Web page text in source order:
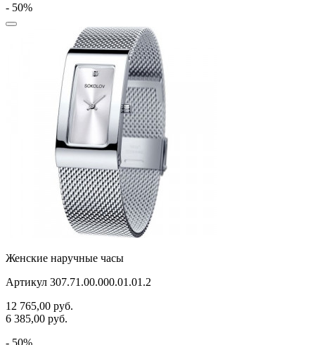
- 50%
Женские наручные часы
Артикул 307.71.00.000.01.01.2
12 765,00 руб.
6 385,00 руб.
- 50%